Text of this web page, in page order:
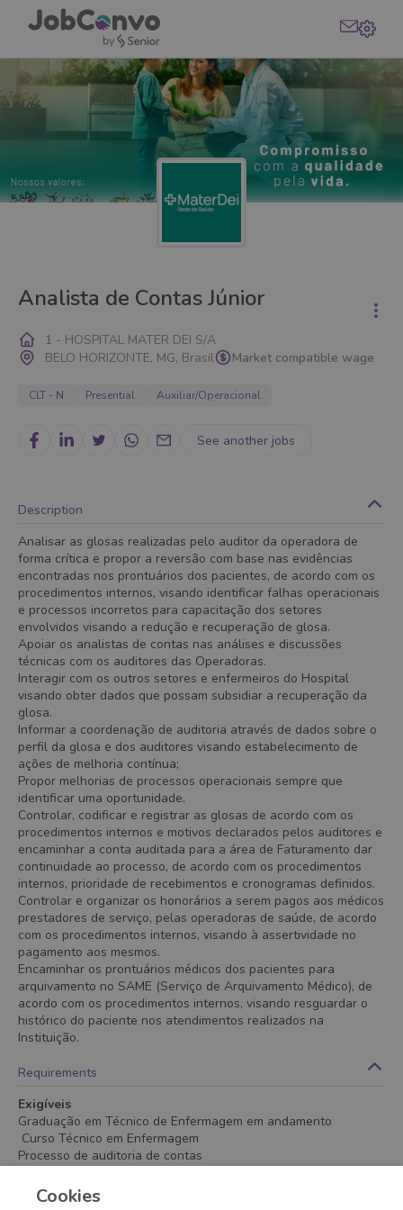
Analista de Contas Júnior
1 - HOSPITAL MATER DEI S/A
BELO HORIZONTE, MG, Brasil
Market compatible wage
CLT - N Presential Auxiliar/Operacional
See another jobs
Description
Analisar as glosas realizadas pelo auditor da operadora de
forma crítica e propor a reversão com base nas evidências
encontradas nos prontuários dos pacientes, de acordo com os
procedimentos internos, visando identificar falhas operacionais
e processos incorretos para capacitação dos setores
envolvidos visando a redução e recuperação de glosa.
Apoiar os analistas de contas nas análises e discussões
técnicas com os auditores das Operadoras.
Interagir com os outros setores e enfermeiros do Hospital
visando obter dados que possam subsidiar a recuperação da
glosa.
Informar a coordenação de auditoria através de dados sobre o
perfil da glosa e dos auditores visando estabelecimento de
ações de melhoria contínua;
Propor melhorias de processos operacionais sempre que
identificar uma oportunidade.
Controlar, codificar e registrar as glosas de acordo com os
procedimentos internos e motivos declarados pelos auditores e
encaminhar a conta auditada para a área de Faturamento dar
continuidade ao processo, de acordo com os procedimentos
internos, prioridade de recebimentos e cronogramas definidos.
Controlar e organizar os honorários a serem pagos aos médicos
prestadores de serviço, pelas operadoras de saúde, de acordo
com os procedimentos internos, visando à assertividade no
pagamento aos mesmos.
Encaminhar os prontuários médicos dos pacientes para
arquivamento no SAME (Serviço de Arquivamento Médico), de
acordo com os procedimentos internos, visando resguardar o
histórico do paciente nos atendimentos realizados na
Instituição.
Requirements
Exigíveis
Graduação em Técnico de Enfermagem em andamento
Curso Técnico em Enfermagem
Processo de auditoria de contas
Experiência de 1 ano nas responsabilidades do cargo
Cookies